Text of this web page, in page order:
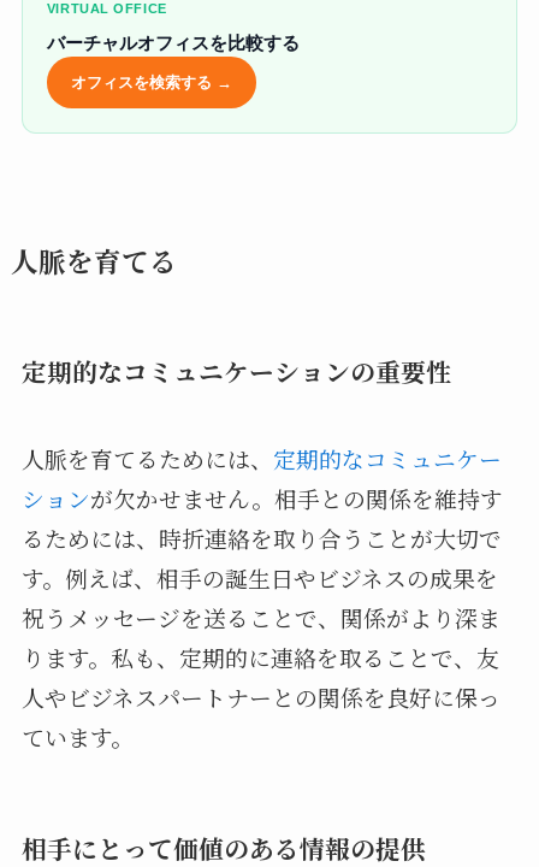
VIRTUAL OFFICE
バーチャルオフィスを比較する
オフィスを検索する →
人脈を育てる
定期的なコミュニケーションの重要性
人脈を育てるためには、 定期的なコミュニケー
ションが欠かせません。相手との関係を維持す
るためには、時折連絡を取り合うことが大切で
す。例えば、相手の誕生日やビジネスの成果を
祝うメッセージを送ることで、関係がより深ま
ります。私も、定期的に連絡を取ることで、友
人やビジネスパートナーとの関係を良好に保っ
ています。
相手にとって価値のある情報の提供